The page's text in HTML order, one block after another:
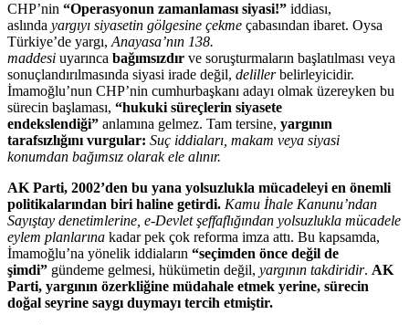
CHP’nin “Operasyonun zamanlaması siyasi!” iddiası,
aslında yargıyı siyasetin gölgesine çekme çabasından ibaret. Oysa
Türkiye’de yargı, Anayasa’nın 138.
maddesi uyarınca bağımsızdır ve soruşturmaların başlatılması veya
sonuçlandırılmasında siyasi irade değil, delillerbelirleyicidir.
İmamoğlu’nun CHP’nin cumhurbaşkanı adayı olmak üzereyken bu
sürecin başlaması, “hukuki süreçlerin siyasete
endekslendiği” anlamına gelmez. Tam tersine, yargının
tarafsızlığını vurgular: Suç iddiaları, makam veya siyasi
konumdan bağımsız olarak ele alınır.
AK Parti, 2002’den bu yana yolsuzlukla mücadeleyi en önemli
politikalarından biri haline getirdi. Kamu İhale Kanunu’ndan
Sayıştay denetimlerine, e-Devlet şeffaflığından yolsuzlukla mücadele
eylem planlarına kadar pek çok reforma imza attı. Bu kapsamda,
İmamoğlu’na yönelik iddiaların “seçimden önce değil de
şimdi” gündeme gelmesi, hükümetin değil, yargının takdiridir. AK
Parti, yargının özerkliğine müdahale etmek yerine, sürecin
doğal seyrine saygı duymayı tercih etmiştir.